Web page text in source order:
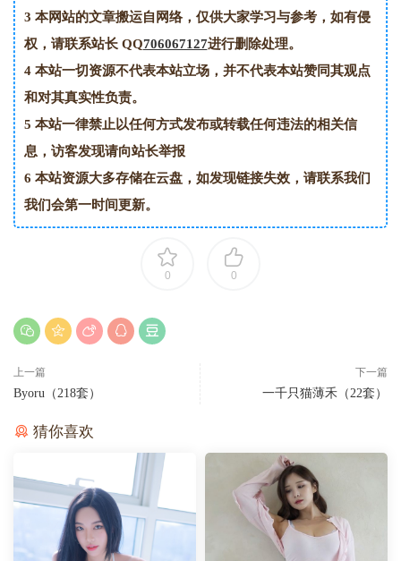
3 本网站的文章搬运自网络，仅供大家学习与参考，如有侵
权，请联系站长 QQ706067127进行删除处理。
4本站一切资源不代表本站立场，并不代表本站赞同其观点
和对其真实性负责。
5 本站一律禁止以任何方式发布或转载任何违法的相关信
息，访客发现请向站长举报
6 本站资源大多存储在云盘，如发现链接失效，请联系我们
我们会第一时间更新。
0 0
上一篇
Byoru（218套）
下一篇
一千只猫薄禾（22套）
猜你喜欢